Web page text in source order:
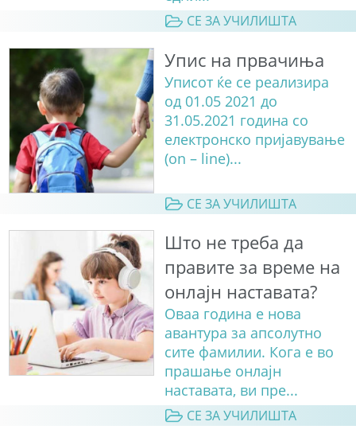
СЕ ЗА УЧИЛИШТА
Упис на првачиња
Уписот ќе се реализира
од 01.05 2021 до
31.05.2021 година со
електронско пријавување
(on – line)...
СЕ ЗА УЧИЛИШТА
Што не треба да
правите за време на
онлајн наставата?
Оваа година е нова
авантура за апсолутно
сите фамилии. Кога е во
прашање онлајн
наставата, ви пре...
СЕ ЗА УЧИЛИШТА